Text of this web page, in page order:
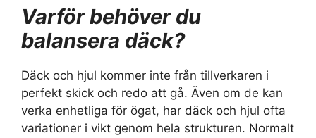
Varför behöver du
balansera däck?
Däck och hjul kommer inte från tillverkaren i
perfekt skick och redo att gå. Även om de kan
verka enhetliga för ögat, har däck och hjul ofta
variationer i vikt genom hela strukturen. Normalt